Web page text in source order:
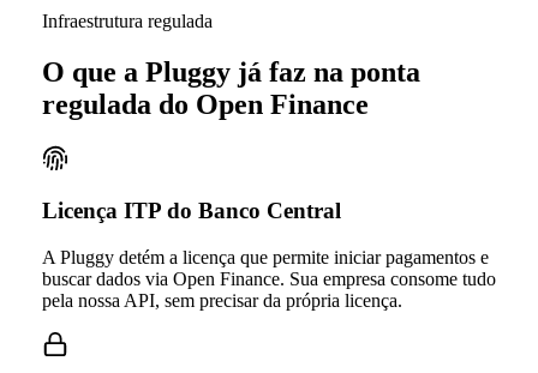
Infraestrutura regulada
O que a Pluggy já faz na ponta
regulada do Open Finance
Licença ITP do Banco Central
A Pluggy detém a licença que permite iniciar pagamentos e
buscar dados via Open Finance. Sua empresa consome tudo
pela nossa API, sem precisar da própria licença.